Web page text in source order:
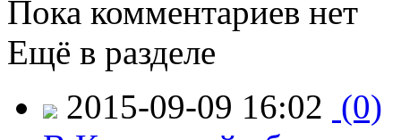
Пока комментариев нет
Ещё в разделе
2015-09-09 16:02 (0)